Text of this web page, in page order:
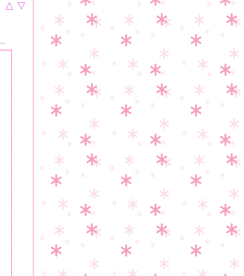
△ ▽